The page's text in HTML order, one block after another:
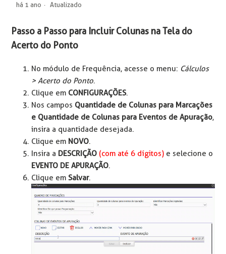
há 1 ano Atualizado
Passo a Passo para Incluir Colunas na Tela do
Acerto do Ponto
No módulo de Frequência, acesse o menu: Cálculos
> Acerto do Ponto.
Clique em CONFIGURAÇÕES.
Nos campos Quantidade de Colunas para Marcações
e Quantidade de Colunas para Eventos de Apuração,
insira a quantidade desejada.
Clique em NOVO.
Insira a DESCRIÇÃO (com até 6 dígitos) e selecione o
EVENTO DE APURAÇÃO.
Clique em Salvar.